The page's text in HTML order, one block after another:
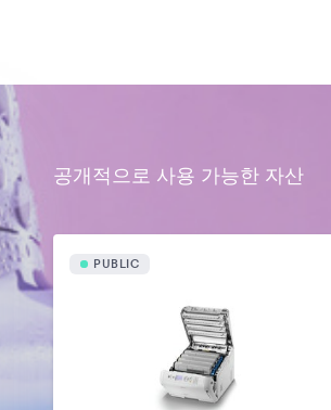
공개적으로 사용 가능한 자산
PUBLIC